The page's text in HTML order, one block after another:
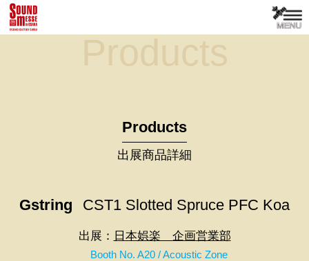
Products
Products
出展商品詳細
Gstring CST1 Slotted Spruce PFC Koa
出展： 日本娯楽 企画営業部
Booth No. A20 / Acoustic Zone